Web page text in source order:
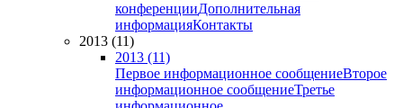
конференцииДополнительная
информацияКонтакты
2013 (11)
2013 (11)
Первое информационное сообщениеВторое
информационное сообщениеТретье